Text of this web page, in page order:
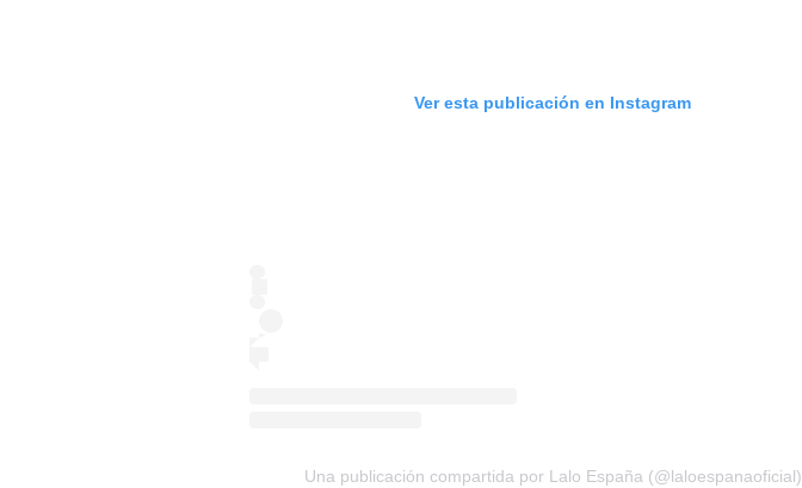
Ver esta publicación en Instagram
Una publicación compartida por Lalo España (@laloespanaoficial)